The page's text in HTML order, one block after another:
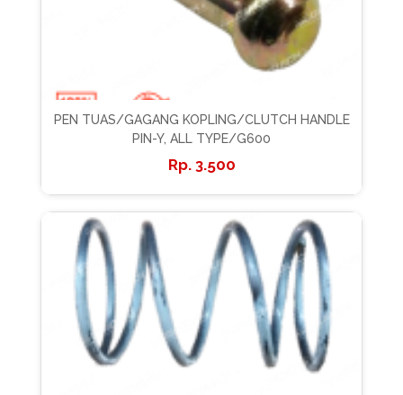
PEN TUAS/GAGANG KOPLING/CLUTCH HANDLE
PIN-Y, ALL TYPE/G600
3.500